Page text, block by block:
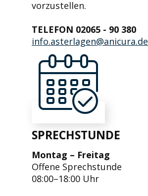
vorzustellen.
TELEFON 02065 - 90 380
info.asterlagen@anicura.de
SPRECHSTUNDE
Montag – Freitag
Offene Sprechstunde
08:00–18:00 Uhr